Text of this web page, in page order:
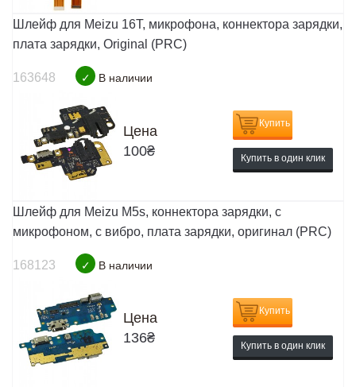
Шлейф для Meizu 16T, микрофона, коннектора зарядки,
плата зарядки, Original (PRC)
163648 ✓ В наличии
Цена
100₴
Купить
Купить в один клик
Шлейф для Meizu M5s, коннектора зарядки, с
микрофоном, с вибро, плата зарядки, оригинал (PRC)
168123 ✓ В наличии
Цена
136₴
Купить
Купить в один клик